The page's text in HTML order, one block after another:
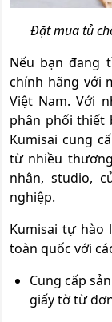
Đặt mua tủ
Nếu bạn đang
chính hãng với
Việt Nam. Với
phân phối thiết
Kumisai cung
từ nhiều
nhân, studio,
nghiệp.
Kumisai tự
toàn quốc với
Cung cấp
giấy tờ từ